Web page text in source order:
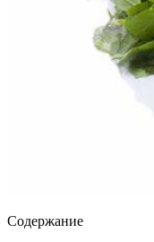
Содержание